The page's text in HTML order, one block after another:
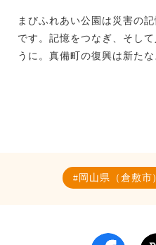
まびふれあい公園は災害の
です。記憶をつなぎ、そし
うに。真備町の復興は新た
岡山県（倉敷市